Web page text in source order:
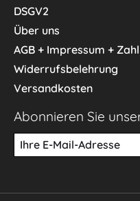
DSGV2
Über uns
AGB + Impressum +
Widerrufsbelehrung
Versandkosten
Abonnieren Sie